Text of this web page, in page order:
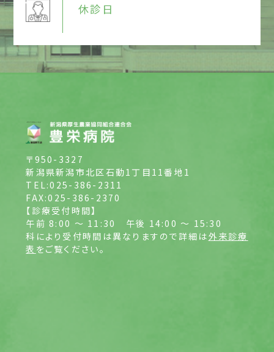
休診日
〒950-3327
新潟県新潟市北区石動1丁目11番地1
TEL:025-386-2311
FAX:025-386-2370
【診療受付時間】
午前 8:00 ～ 11:30 午後 14:00 ～ 15:30
科により受付時間は異なりますので詳細は外来診療
表 をご覧ください。